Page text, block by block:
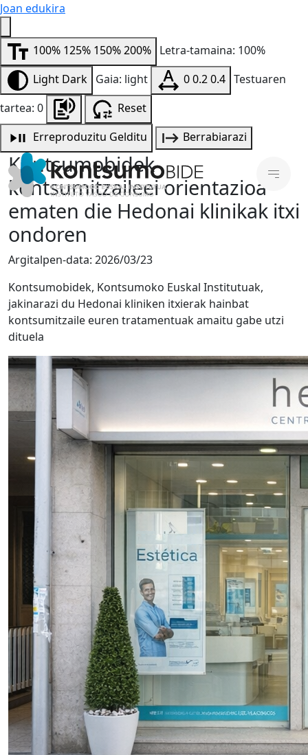
Joan edukira
100% 125% 150%200% Letra-tamaina: 100%
Light Dark Gaia: light 00.20.4 Testuaren
tartea: 0
Reset
Erreproduzitu Gelditu Berrabiarazi
Kontsumobidek
kontsumitzaileei orientazioa
ematen die Hedonai klinikak itxi
ondoren
Argitalpen-data: 2026/03/23
Kontsumobidek, Kontsumoko Euskal Institutuak,
jakinarazi du Hedonai kliniken itxierak hainbat
kontsumitzaile euren tratamentuak amaitu gabe utzi
dituela